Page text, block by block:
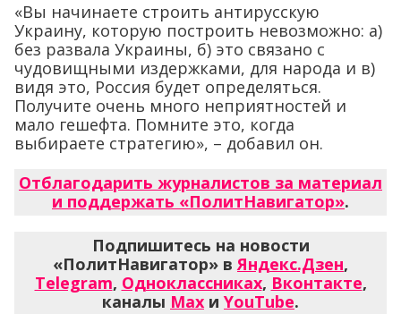
«Вы начинаете строить антирусскую
Украину, которую построить невозможно: а)
без развала Украины, б) это связано с
чудовищными издержками, для народа и в)
видя это, Россия будет определяться.
Получите очень много неприятностей и
мало гешефта. Помните это, когда
выбираете стратегию», – добавил он.
Отблагодарить журналистов за материал
и поддержать «ПолитНавигатор».
Подпишитесь на новости
«ПолитНавигатор» вЯндекс.Дзен,
Telegram, Одноклассниках, Вконтакте,
каналы Max и YouTube.